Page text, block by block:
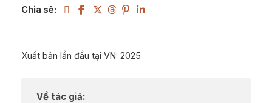
Chia sẻ:
Xuất bản lần đầu tại VN: 2025
Về tác giả: